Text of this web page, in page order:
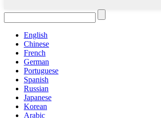
English
Chinese
French
German
Portuguese
Spanish
Russian
Japanese
Korean
Arabic